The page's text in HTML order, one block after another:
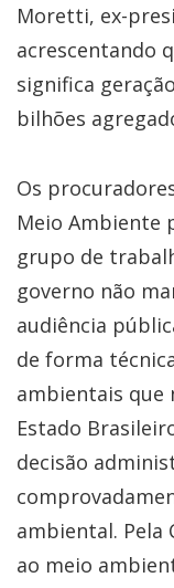
Moretti, ex-
acrescentando
significa
bilhões
Os
Meio Ambiente
grupo de
governo não
audiência
de forma
ambientais que
Estado
decisão
ambiental.
ao meio